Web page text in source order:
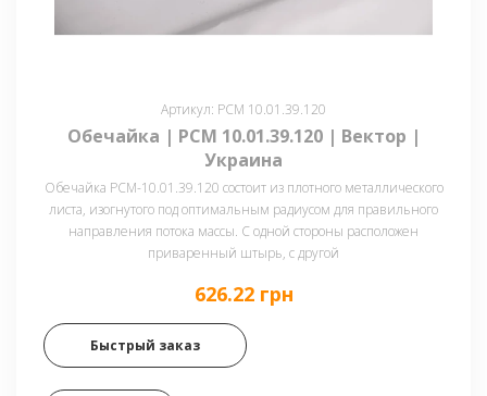
Артикул: РСМ 10.01.39.120
Обечайка | РСМ 10.01.39.120 | Вектор |
Украина
Обечайка РСМ-10.01.39.120 состоит из плотного металлического
листа, изогнутого под оптимальным радиусом для правильного
направления потока массы. С одной стороны расположен
приваренный штырь, с другой
626.22 грн
Быстрый заказ